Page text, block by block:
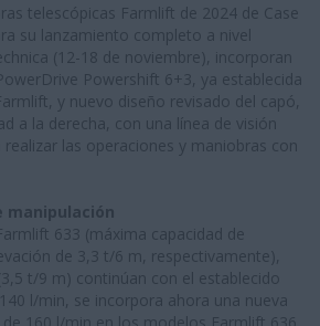
telescópicas Farmlift de 2024 de Case
su lanzamiento completo a nivel
(12-18 de noviembre), incorporan
Powershift 6+3, ya establecida
y nuevo diseño revisado del capó,
a la derecha, con una línea de visión
las operaciones y maniobras con
manipulación
633 (máxima capacidad de
de 3,3 t/6 m, respectivamente),
t/9 m) continúan con el establecido
l/min, se incorpora ahora una nueva